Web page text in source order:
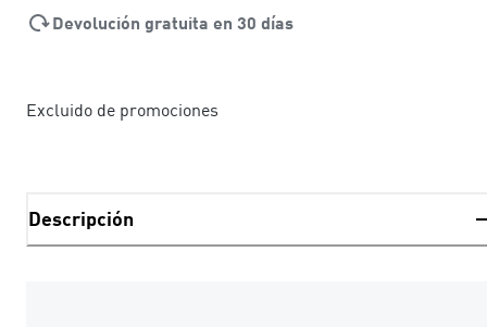
Devolución gratuita en 30 días
Excluido de promociones
Descripción